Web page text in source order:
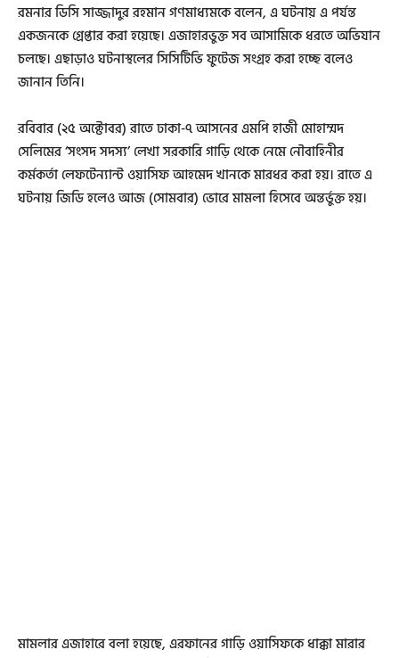
রমনার ডিসি সাজ্জাদুর রহমান গণমাধ্যমকে বলেন, এ ঘটনায় এ পর্যন্ত
একজনকে গ্রেপ্তার করা হয়েছে। এজাহারভুক্ত সব আসামিকে ধরতে অভিযান
চলছে। এছাড়াও ঘটনাস্থলের সিসিটিভি ফুটেজ সংগ্রহ করা হচ্ছে বলেও
জানান তিনি।
রবিবার (২৫ অক্টোবর) রাতে ঢাকা-৭ আসনের এমপি হাজী মোহাম্মদ
সেলিমের ‘সংসদ সদস্য’ লেখা সরকারি গাড়ি থেকে নেমে নৌবাহিনীর
কর্মকর্তা লেফটেন্যান্ট ওয়াসিফ আহমেদ খানকে মারধর করা হয়। রাতে এ
ঘটনায় জিডি হলেও আজ (সোমবার) ভোরে মামলা হিসেবে অন্তর্ভুক্ত হয়।
মামলার এজাহারে বলা হয়েছে, এরফানের গাড়ি ওয়াসিফকে ধাক্কা মারার